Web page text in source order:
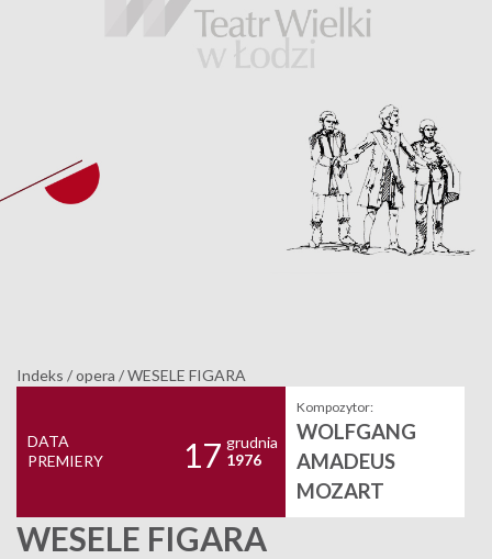
Indeks /opera /WESELE FIGARA
DATA
PREMIERY
17 grudnia
1976
Kompozytor:
WOLFGANG
AMADEUS
MOZART
WESELE FIGARA